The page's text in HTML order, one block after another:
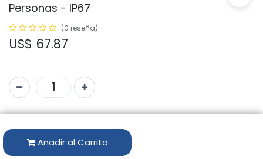
Personas - IP67
(0 reseña)
US$ 67.87
Añadir al Carrito
Código:
Marca:EZVIZ